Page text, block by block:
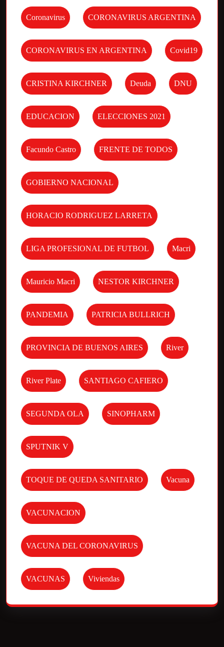
Coronavirus CORONAVIRUS ARGENTINA
CORONAVIRUS EN ARGENTINA Covid19
CRISTINA KIRCHNER Deuda DNU
EDUCACION ELECCIONES 2021
Facundo Castro FRENTE DE TODOS
GOBIERNO NACIONAL
HORACIO RODRIGUEZ LARRETA
LIGA PROFESIONAL DE FUTBOL Macri
Mauricio Macri NESTOR KIRCHNER
PANDEMIA PATRICIA BULLRICH
PROVINCIA DE BUENOS AIRES River
River Plate SANTIAGO CAFIERO
SEGUNDA OLA SINOPHARM
SPUTNIK V
TOQUE DE QUEDA SANITARIO Vacuna
VACUNACION
VACUNA DEL CORONAVIRUS
VACUNAS Viviendas